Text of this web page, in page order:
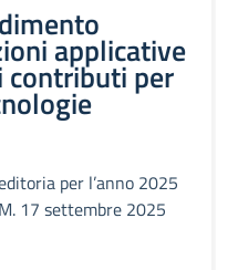
applicative
contributi per
per l’anno 2025
17 settembre 2025